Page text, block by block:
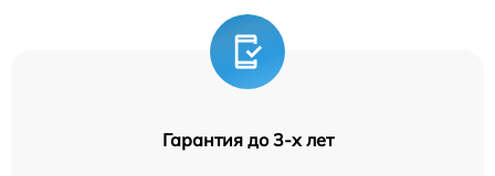
Гарантия до 3-х лет